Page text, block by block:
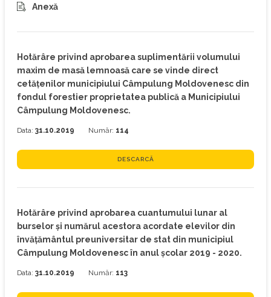
Anexă
Hotărâre privind aprobarea suplimentării volumului
maxim de masă lemnoasă care se vinde direct
cetățenilor municipiului Câmpulung Moldovenesc din
fondul forestier proprietatea publică a Municipiului
Câmpulung Moldovenesc.
Data: 31.10.2019 Număr: 114
DESCARCĂ
Hotărâre privind aprobarea cuantumului lunar al
burselor şi numărul acestora acordate elevilor din
învăţământul preuniversitar de stat din municipiul
Câmpulung Moldovenesc în anul şcolar 2019 - 2020.
Data: 31.10.2019 Număr: 113